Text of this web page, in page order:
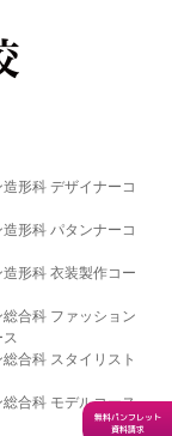
形科 デザイナーコ
形科 パタンナーコ
形科 衣装製作コー
合科 ファッション
ス
合科 スタイリスト
合科 モデルコース
無料パンフレット
資料請求